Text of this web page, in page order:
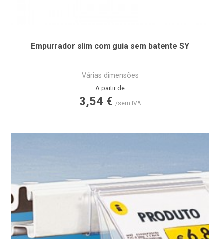
Empurrador slim com guia sem batente SY
Várias dimensões
Preço
A partir de
3,54 € /sem IVA